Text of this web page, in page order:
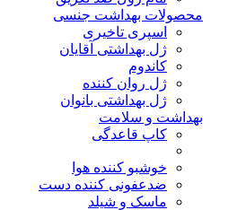
محصولات بهداشت جنسی
اسپری تاخیری
ژل بهداشتی آقایان
کاندوم
ژل روان کننده
ژل بهداشتی بانوان
بهداشت و سلامت
کاپ قاعدگی
خوشبو کننده هوا
ضدعفونی کننده دست
ماسک و شیلد